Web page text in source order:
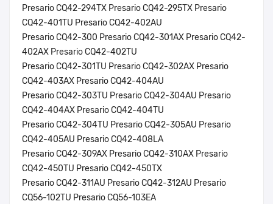
Presario CQ42-294TX Presario CQ42-295TX Presario
CQ42-401TU Presario CQ42-402AU
Presario CQ42-300 Presario CQ42-301AX Presario CQ42-
402AX Presario CQ42-402TU
Presario CQ42-301TU Presario CQ42-302AX Presario
CQ42-403AX Presario CQ42-404AU
Presario CQ42-303TU Presario CQ42-304AU Presario
CQ42-404AX Presario CQ42-404TU
Presario CQ42-304TU Presario CQ42-305AU Presario
CQ42-405AU Presario CQ42-408LA
Presario CQ42-309AX Presario CQ42-310AX Presario
CQ42-450TU Presario CQ42-450TX
Presario CQ42-311AU Presario CQ42-312AU Presario
CQ56-102TU Presario CQ56-103EA